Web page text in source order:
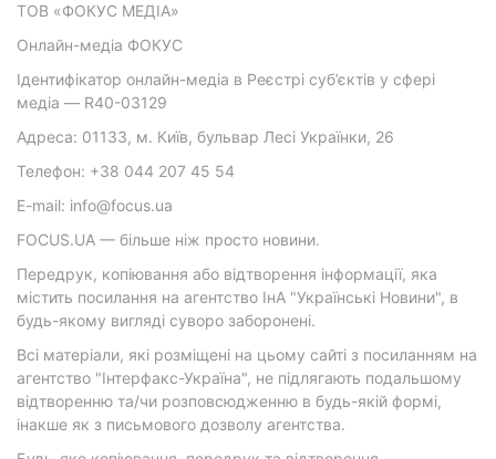
ТОВ «ФОКУС МЕДІА»
Онлайн-медіа ФОКУС
Ідентифікатор онлайн-медіа в Реєстрі суб’єктів у сфері
медіа — R40-03129
Адреса: 01133, м. Київ, бульвар Лесі Українки, 26
Телефон: +38 044 207 45 54
E-mail: info@focus.ua
FOCUS.UA — більше ніж просто новини.
Передрук, копіювання або відтворення інформації, яка
містить посилання на агентство ІнА "Українські Новини", в
будь-якому вигляді суворо заборонені.
Всі матеріали, які розміщені на цьому сайті з посиланням на
агентство "Інтерфакс-Україна", не підлягають подальшому
відтворенню та/чи розповсюдженню в будь-якій формі,
інакше як з письмового дозволу агентства.